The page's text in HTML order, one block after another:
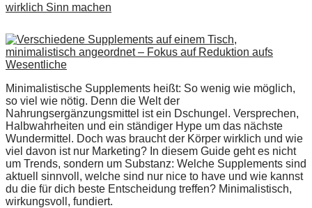
wirklich Sinn machen
Minimalistische Supplements heißt: So wenig wie möglich,
so viel wie nötig. Denn die Welt der
Nahrungsergänzungsmittel ist ein Dschungel. Versprechen,
Halbwahrheiten und ein ständiger Hype um das nächste
Wundermittel. Doch was braucht der Körper wirklich und wie
viel davon ist nur Marketing? In diesem Guide geht es nicht
um Trends, sondern um Substanz: Welche Supplements sind
aktuell sinnvoll, welche sind nur nice to have und wie kannst
du die für dich beste Entscheidung treffen? Minimalistisch,
wirkungsvoll, fundiert.